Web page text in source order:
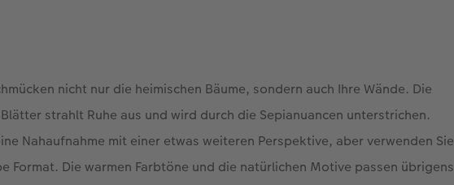
nicht nur die heimischen Bäume, sondern auch Ihre Wände. Die
strahlt Ruhe aus und wird durch die Sepianuancen unterstrichen.
Nahaufnahme mit einer etwas weiteren Perspektive, aber verwenden Sie
Format. Die warmen Farbtöne und die natürlichen Motive passen übrigens